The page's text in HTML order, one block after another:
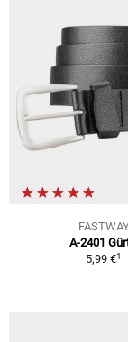
A-2401
5,99 €1